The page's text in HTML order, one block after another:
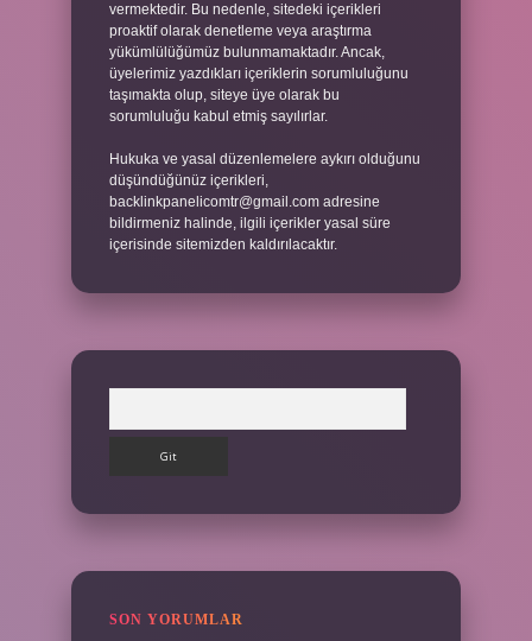
vermektedir. Bu nedenle, sitedeki içerikleri
proaktif olarak denetleme veya araştırma
yükümlülüğümüz bulunmamaktadır. Ancak,
üyelerimiz yazdıkları içeriklerin sorumluluğunu
taşımakta olup, siteye üye olarak bu
sorumluluğu kabul etmiş sayılırlar.
Hukuka ve yasal düzenlemelere aykırı olduğunu
düşündüğünüz içerikleri,
backlinkpanelicomtr@gmail.com adresine
bildirmeniz halinde, ilgili içerikler yasal süre
içerisinde sitemizden kaldırılacaktır.
SON YORUMLAR